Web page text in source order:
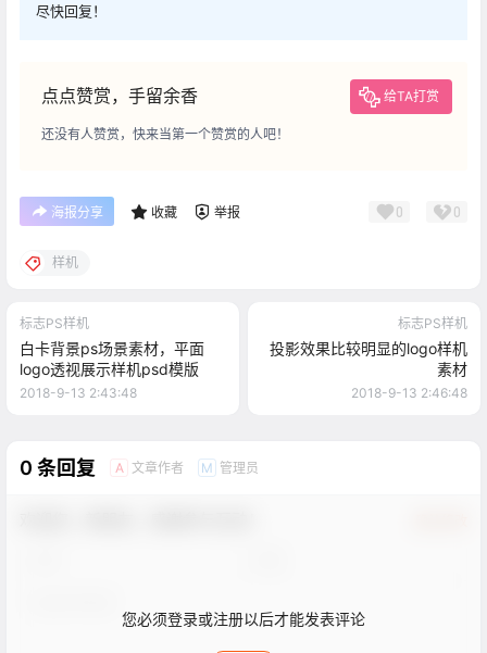
尽快回复！
点点赞赏，手留余香 给TA打赏
还没有人赞赏，快来当第一个赞赏的人吧！
海报分享 收藏 举报 0 0
样机
标志PS样机
白卡背景ps场景素材，平面
logo透视展示样机psd模版
2018-9-13 2:43:48
标志PS样机
投影效果比较明显的logo样机
素材
2018-9-13 2:46:48
0 条回复 A 文章作者 M 管理员
您必须登录或注册以后才能发表评论